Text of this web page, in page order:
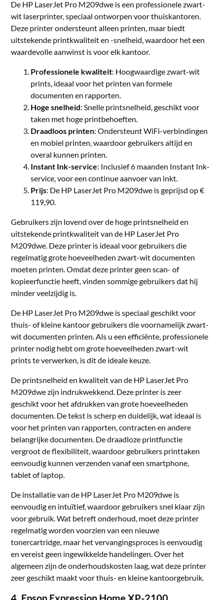
De HP LaserJet Pro M209dwe is een professionele zwart-
wit laserprinter, speciaal ontworpen voor thuiskantoren.
Deze printer ondersteunt alleen printen, maar biedt
uitstekende printkwaliteit en -snelheid, waardoor het een
waardevolle aanwinst is voor elk kantoor.
Professionele kwaliteit: Hoogwaardige zwart-wit
prints, ideaal voor het printen van formele
documenten en rapporten.
Hoge snelheid: Snelle printsnelheid, geschikt voor
taken met hoge printbehoeften.
Draadloos printen: Ondersteunt WiFi-verbindingen
en mobiel printen, waardoor gebruikers altijd en
overal kunnen printen.
Instant Ink-service: Inclusief 6 maanden Instant Ink-
service, voor een continue aanvoer van inkt.
Prijs: De HP LaserJet Pro M209dwe is geprijsd op €
119,90.
Gebruikers zijn lovend over de hoge printsnelheid en
uitstekende printkwaliteit van de HP LaserJet Pro
M209dwe. Deze printer is ideaal voor gebruikers die
regelmatig grote hoeveelheden zwart-wit documenten
moeten printen. Omdat deze printer geen scan- of
kopieerfunctie heeft, vinden sommige gebruikers dat hij
minder veelzijdig is.
De HP LaserJet Pro M209dwe is speciaal geschikt voor
thuis- of kleine kantoor gebruikers die voornamelijk zwart-
wit documenten printen. Als u een efficiënte, professionele
printer nodig hebt om grote hoeveelheden zwart-wit
prints te verwerken, is dit de ideale keuze.
De printsnelheid en kwaliteit van de HP LaserJet Pro
M209dwe zijn indrukwekkend. Deze printer is zeer
geschikt voor het afdrukken van grote hoeveelheden
documenten. De tekst is scherp en duidelijk, wat ideaal is
voor het printen van rapporten, contracten en andere
belangrijke documenten. De draadloze printfunctie
vergroot de flexibiliteit, waardoor gebruikers printtaken
eenvoudig kunnen verzenden vanaf een smartphone,
tablet of laptop.
De installatie van de HP LaserJet Pro M209dwe is
eenvoudig en intuïtief, waardoor gebruikers snel klaar zijn
voor gebruik. Wat betreft onderhoud, moet deze printer
regelmatig worden voorzien van een nieuwe
tonercartridge, maar het vervangingsproces is eenvoudig
en vereist geen ingewikkelde handelingen. Over het
algemeen zijn de onderhoudskosten laag, wat deze printer
zeer geschikt maakt voor thuis- en kleine kantoorgebruik.